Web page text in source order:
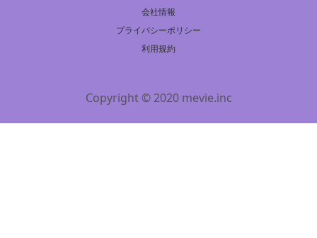
会社情報
プライバシーポリシー
利用規約
Copyright © 2020 mevie.inc